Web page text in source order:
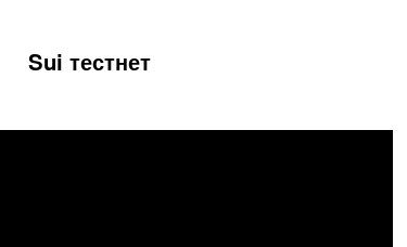
Sui тестнет